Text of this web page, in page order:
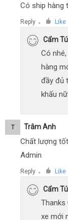
Có ship hàng
Reply ● Like
Cẩm Tú
Có
hàng
đầy đủ
khấu
T Trâm Anh
Chất lượng
Admin
Reply ● Like
Cẩm Tú
Thanks
xe mới